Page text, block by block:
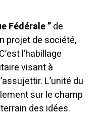
Fédérale ”de
projet de société,
l’habillage
visant à
L’unité du
sur le champ
des idées.